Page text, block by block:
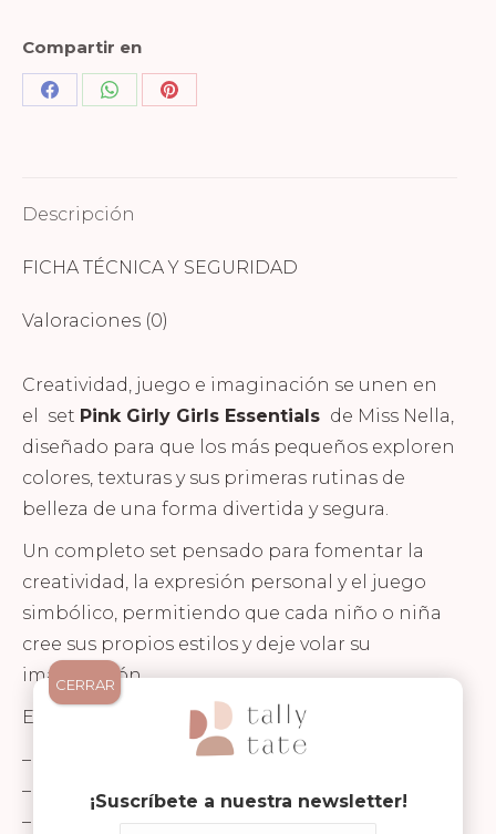
Compartir en
Share Share Share
Descripción
FICHA TÉCNICA Y SEGURIDAD
Valoraciones (0)
Creatividad, juego e imaginación se unen en
el set Pink Girly Girls Essentials de Miss Nella,
diseñado para que los más pequeños exploren
colores, texturas y sus primeras rutinas de
belleza de una forma divertida y segura.
Un completo set pensado para fomentar la
creatividad, la expresión personal y el juego
simbólico, permitiendo que cada niño o niña
cree sus propios estilos y deje volar su
imaginación.
El set incluye:
– 1 esmalte de uñas infantil peel-off a elegir
– 1 bálsamo labial XL
– 1 colorete
¡Suscríbete a nuestra newsletter!
CERRAR